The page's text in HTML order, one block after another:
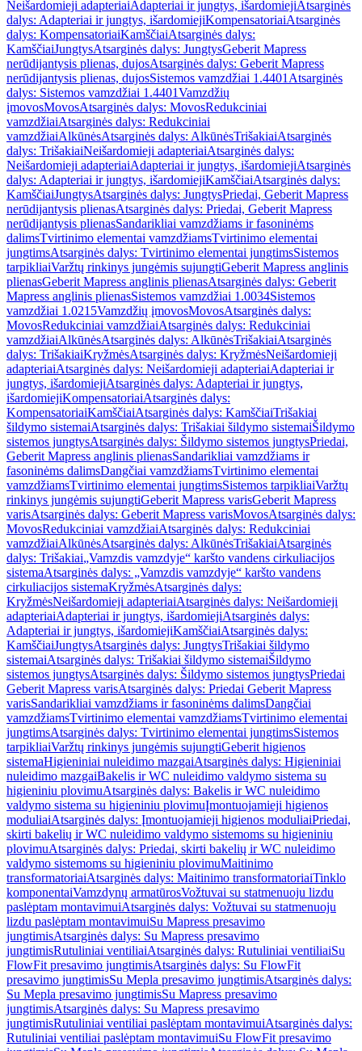
Neišardomieji adapteriaiAdapteriai ir jungtys, išardomiejiAtsarginės
dalys: Adapteriai ir jungtys, išardomiejiKompensatoriaiAtsarginės
dalys: KompensatoriaiKamščiaiAtsarginės dalys:
KamščiaiJungtysAtsarginės dalys: JungtysGeberit Mapress
nerūdijantysis plienas, dujosAtsarginės dalys: Geberit Mapress
nerūdijantysis plienas, dujosSistemos vamzdžiai 1.4401 Atsarginės
dalys: Sistemos vamzdžiai 1.4401Vamzdžių
įmovosMovosAtsarginės dalys: MovosRedukciniai
vamzdžiaiAtsarginės dalys: Redukciniai
vamzdžiaiAlkūnėsAtsarginės dalys: AlkūnėsTrišakiaiAtsarginės
dalys: TrišakiaiNeišardomieji adapteriaiAtsarginės dalys:
Neišardomieji adapteriaiAdapteriai ir jungtys, išardomiejiAtsarginės
dalys: Adapteriai ir jungtys, išardomiejiKamščiaiAtsarginės dalys:
KamščiaiJungtysAtsarginės dalys: JungtysPriedai, Geberit Mapress
nerūdijantysis plienasAtsarginės dalys: Priedai, Geberit Mapress
nerūdijantysis plienasSandarikliai vamzdžiams ir fasoninėms
dalimsTvirtinimo elementai vamzdžiamsTvirtinimo elementai
jungtimsAtsarginės dalys: Tvirtinimo elementai jungtimsSistemos
tarpikliaiVaržtų rinkinys jungėmis sujungtiGeberit Mapress anglinis
plienasGeberit Mapress anglinis plienasAtsarginės dalys: Geberit
Mapress anglinis plienasSistemos vamzdžiai 1.0034Sistemos
vamzdžiai 1.0215Vamzdžių įmovosMovosAtsarginės dalys:
MovosRedukciniai vamzdžiaiAtsarginės dalys: Redukciniai
vamzdžiaiAlkūnėsAtsarginės dalys: AlkūnėsTrišakiaiAtsarginės
dalys: TrišakiaiKryžmėsAtsarginės dalys: KryžmėsNeišardomieji
adapteriaiAtsarginės dalys: Neišardomieji adapteriaiAdapteriai ir
jungtys, išardomiejiAtsarginės dalys: Adapteriai ir jungtys,
išardomiejiKompensatoriaiAtsarginės dalys:
KompensatoriaiKamščiaiAtsarginės dalys: KamščiaiTrišakiai
šildymo sistemaiAtsarginės dalys: Trišakiai šildymo sistemaiŠildymo
sistemos jungtysAtsarginės dalys: Šildymo sistemos jungtysPriedai,
Geberit Mapress anglinis plienasSandarikliai vamzdžiams ir
fasoninėms dalimsDangčiai vamzdžiamsTvirtinimo elementai
vamzdžiamsTvirtinimo elementai jungtimsSistemos tarpikliaiVaržtų
rinkinys jungėmis sujungtiGeberit Mapress varisGeberit Mapress
varisAtsarginės dalys: Geberit Mapress varisMovosAtsarginės dalys:
MovosRedukciniai vamzdžiaiAtsarginės dalys: Redukciniai
vamzdžiaiAlkūnėsAtsarginės dalys: AlkūnėsTrišakiaiAtsarginės
dalys: Trišakiai„Vamzdis vamzdyje“ karšto vandens cirkuliacijos
sistemaAtsarginės dalys: „Vamzdis vamzdyje“ karšto vandens
cirkuliacijos sistemaKryžmėsAtsarginės dalys:
KryžmėsNeišardomieji adapteriaiAtsarginės dalys: Neišardomieji
adapteriaiAdapteriai ir jungtys, išardomiejiAtsarginės dalys:
Adapteriai ir jungtys, išardomiejiKamščiaiAtsarginės dalys:
KamščiaiJungtysAtsarginės dalys: JungtysTrišakiai šildymo
sistemaiAtsarginės dalys: Trišakiai šildymo sistemaiŠildymo
sistemos jungtysAtsarginės dalys: Šildymo sistemos jungtysPriedai
Geberit Mapress varisAtsarginės dalys: Priedai Geberit Mapress
varisSandarikliai vamzdžiams ir fasoninėms dalimsDangčiai
vamzdžiamsTvirtinimo elementai vamzdžiamsTvirtinimo elementai
jungtimsAtsarginės dalys: Tvirtinimo elementai jungtimsSistemos
tarpikliaiVaržtų rinkinys jungėmis sujungtiGeberit higienos
sistemaHigieniniai nuleidimo mazgaiAtsarginės dalys: Higieniniai
nuleidimo mazgaiBakelis ir WC nuleidimo valdymo sistema su
higieniniu plovimuAtsarginės dalys: Bakelis ir WC nuleidimo
valdymo sistema su higieniniu plovimuĮmontuojamieji higienos
moduliaiAtsarginės dalys: Įmontuojamieji higienos moduliaiPriedai,
skirti bakelių ir WC nuleidimo valdymo sistemoms su higieniniu
plovimuAtsarginės dalys: Priedai, skirti bakelių ir WC nuleidimo
valdymo sistemoms su higieniniu plovimuMaitinimo
transformatoriaiAtsarginės dalys: Maitinimo transformatoriaiTinklo
komponentaiVamzdynų armatūrosVožtuvai su statmenuoju lizdu
paslėptam montavimuiAtsarginės dalys: Vožtuvai su statmenuoju
lizdu paslėptam montavimuiSu Mapress presavimo
jungtimisAtsarginės dalys: Su Mapress presavimo
jungtimisRutuliniai ventiliaiAtsarginės dalys: Rutuliniai ventiliaiSu
FlowFit presavimo jungtimisAtsarginės dalys: Su FlowFit
presavimo jungtimisSu Mepla presavimo jungtimisAtsarginės dalys:
Su Mepla presavimo jungtimisSu Mapress presavimo
jungtimisAtsarginės dalys: Su Mapress presavimo
jungtimisRutuliniai ventiliai paslėptam montavimuiAtsarginės dalys:
Rutuliniai ventiliai paslėptam montavimuiSu FlowFit presavimo